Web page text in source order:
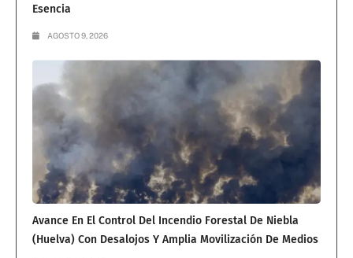
Esencia
AGOSTO 9, 2026
Avance En El Control Del Incendio Forestal De Niebla
(Huelva) Con Desalojos Y Amplia Movilización De Medios